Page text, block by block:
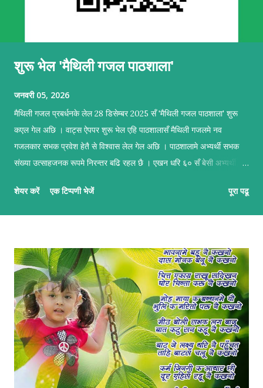
शुरू भेल 'मैथिली गजल पाठशाला'
जनवरी 05, 2026
मैथिली गजल प्रबर्धनके लेल 28 डिसेम्बर 2025 सँ 'मैथिली गजल पाठशाला' शुरू
कएल गेल अछि । वाट्स ऐपपर शुरू भेल एहि पाठशालासँ मैथिली गजलमे नव
गजलकार सभक प्रवेश हेतै से विश्वास लेल गेल अछि । पाठशालामे अभ्यर्थी सभक
संख्या उत्साहजनक रूपमे निरन्तर बढि रहल छै । एखन धरि ६० सँ बेसी अभ्यर्थी सब
कार्यमे आशीष अनचिनहार, कुन्दन कुमार कर्ण आ अभिलाष ठाकुर उल्लेखनीय काज
रहल छै । जँ मैथिली गजल सिखबामे अहूँके रुची अछि त निच्चा देल QR स्कैन करि
वा लिंकपर जा कऽ पाठशालामे सहभागी भऽ सकै छी । QR लिंक एहिपर क्लीक करि
'मैथिली गजल पाठशाला'सँ जुटू
शेयर करें एक टिप्पणी भेजें पूरा पढू